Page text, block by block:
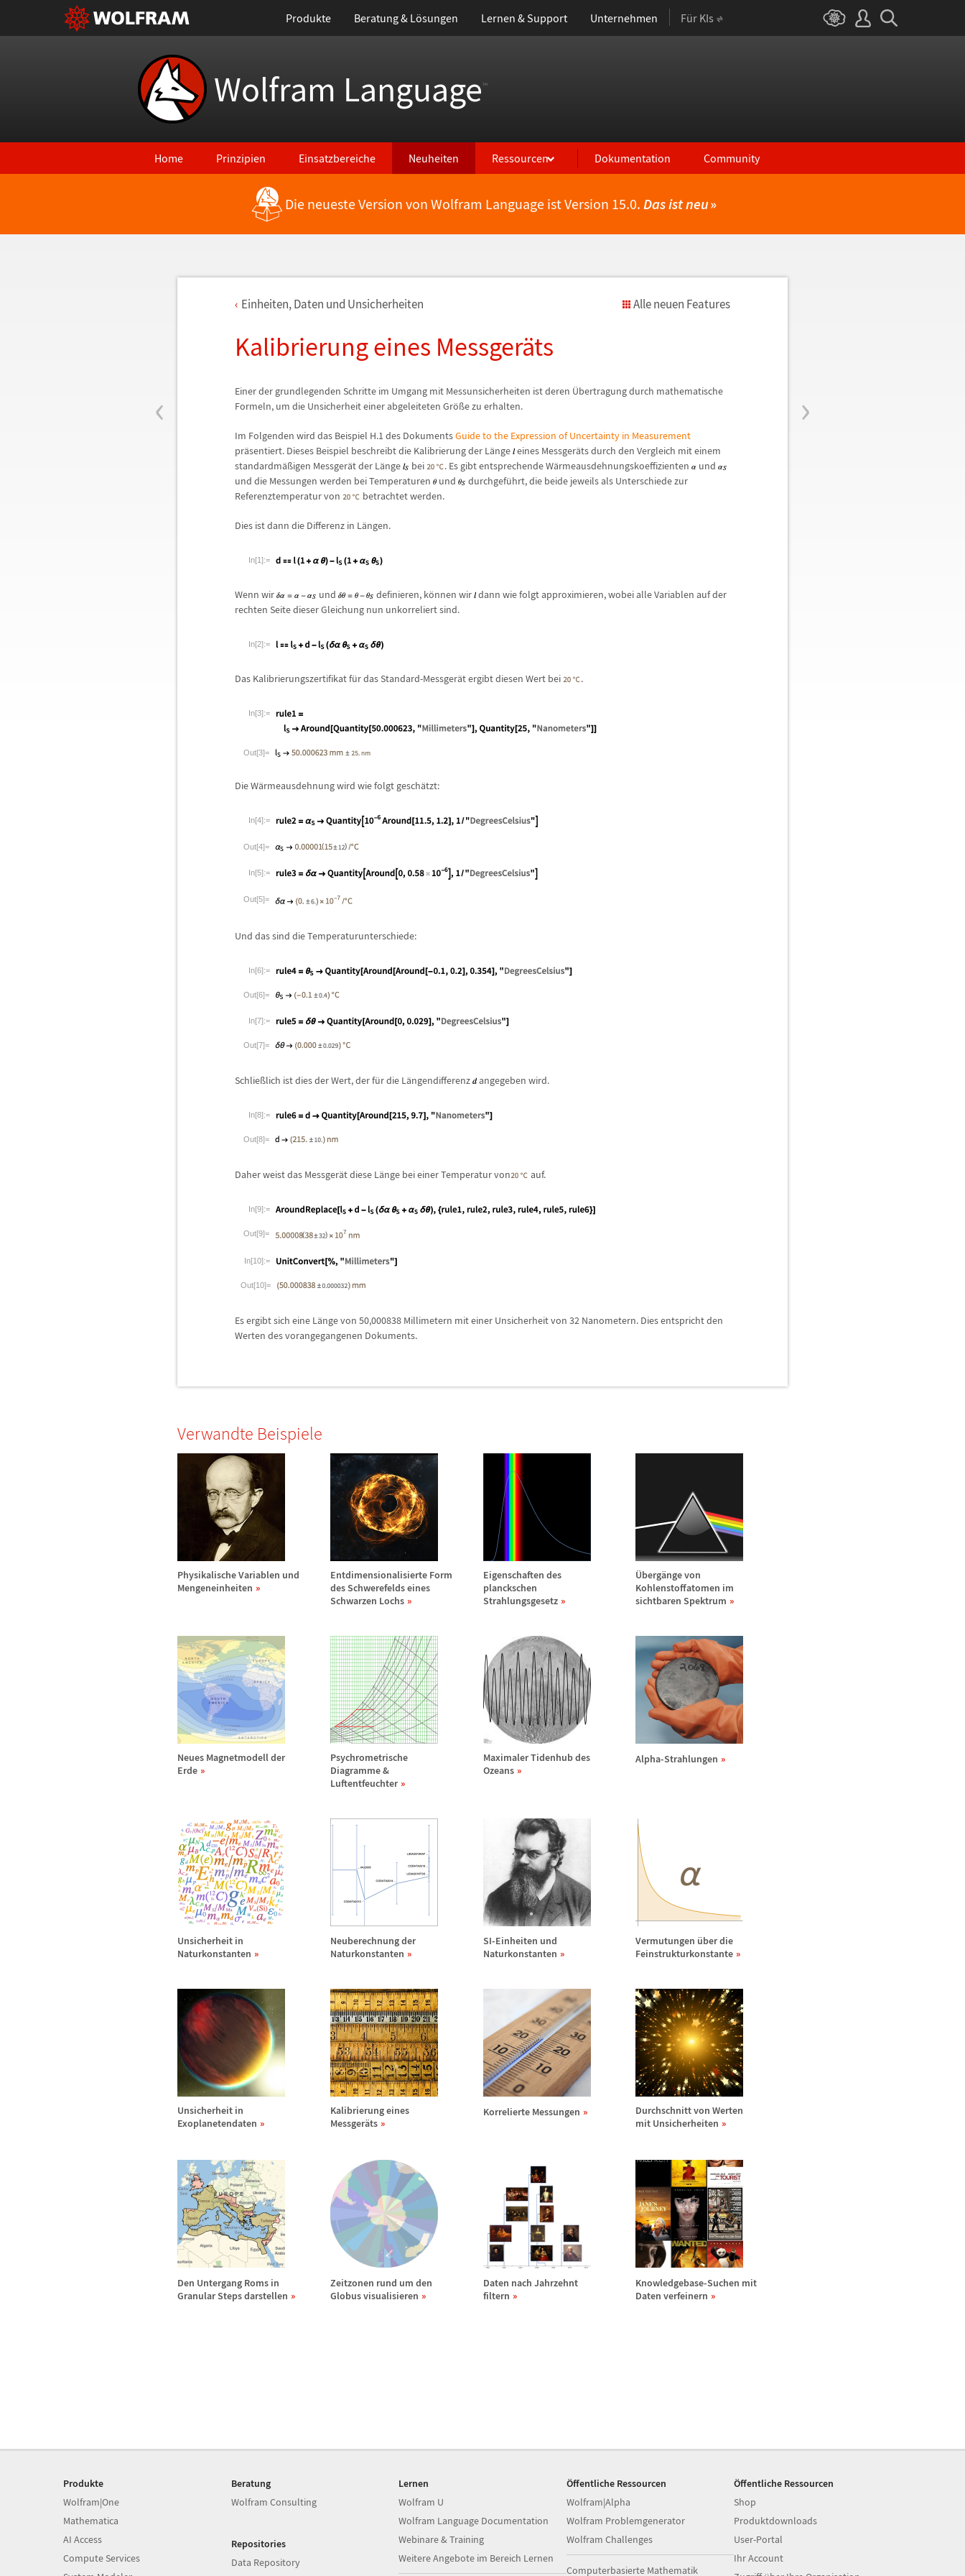
Produkte Beratung & Lösungen Lernen & Support Unternehmen Für KIs
Wolfram Language™
Home Prinzipien Einsatzbereiche Neuheiten Ressourcen Dokumentation Community
Die neueste Version von Wolfram Language ist Version 15.0. Das ist neu»
‹ ›
Einheiten, Daten und Unsicherheiten Alle neuen Features
Kalibrierung eines Messgeräts
Einer der grundlegenden Schritte im Umgang mit Messunsicherheiten ist deren Übertragung durch mathematische
Formeln, um die Unsicherheit einer abgeleiteten Größe zu erhalten.
Im Folgenden wird das Beispiel H.1 des DokumentsGuide to the Expression of Uncertainty in Measurement
präsentiert. Dieses Beispiel beschreibt die Kalibrierung der Länge eines Messgeräts durch den Vergleich mit einem
standardmäßigen Messgerät der Länge bei . Es gibt entsprechende Wärmeausdehnungskoeffizienten
und
und die Messungen werden bei Temperaturen
und durchgeführt, die beide jeweils als Unterschiede zur
Referenztemperatur von
betrachtet werden.
Dies ist dann die Differenz in Längen.
In[1]:=
Wenn wir und definieren, können wir dann wie folgt approximieren, wobei alle Variablen auf der
rechten Seite dieser Gleichung nun unkorreliert sind.
In[2]:=
Das Kalibrierungszertifikat für das Standard-Messgerät ergibt diesen Wert bei .
In[3]:=
Out[3]=
Die Wärmeausdehnung wird wie folgt geschätzt:
In[4]:=
Out[4]=
In[5]:=
Out[5]=
Und das sind die Temperaturunterschiede:
In[6]:=
Out[6]=
In[7]:=
Out[7]=
Schließlich ist dies der Wert, der für die Längendifferenz angegeben wird.
In[8]:=
Out[8]=
Daher weist das Messgerät diese Länge bei einer Temperatur von auf.
In[9]:=
Out[9]=
In[10]:=
Out[10]=
Es ergibt sich eine Länge von 50,000838 Millimetern mit einer Unsicherheit von 32 Nanometern. Dies entspricht den
Werten des vorangegangenen Dokuments.
Verwandte Beispiele
Physikalische Variablen und
Mengeneinheiten
Entdimensionalisierte Form
des Schwerefelds eines
Schwarzen Lochs
Eigenschaften des
planckschen
Strahlungsgesetz
Übergänge von
Kohlenstoffatomen im
sichtbaren Spektrum
Neues Magnetmodell der
Erde
Psychrometrische
Diagramme &
Luftentfeuchter
Maximaler Tidenhub des
Ozeans
Alpha-Strahlungen
Unsicherheit in
Naturkonstanten
Neuberechnung der
Naturkonstanten
SI-Einheiten und
Naturkonstanten
Vermutungen über die
Feinstrukturkonstante
Unsicherheit in
Exoplanetendaten
Kalibrierung eines
Messgeräts
Korrelierte Messungen
Durchschnitt von Werten
mit Unsicherheiten
Den Untergang Roms in
Granular Steps darstellen
Zeitzonen rund um den
Globus visualisieren
Daten nach Jahrzehnt
filtern
Knowledgebase-Suchen mit
Daten verfeinern
Produkte
Wolfram|One
Mathematica
AI Access
Compute Services
Beratung
Wolfram Consulting
Repositories
Data Repository
Lernen
Wolfram U
Wolfram Language Documentation
Webinare & Training
Weitere Angebote im Bereich Lernen
Öffentliche Ressourcen
Wolfram|Alpha
Wolfram Problemgenerator
Wolfram Challenges
Computerbasierte Mathematik
Öffentliche Ressourcen
Shop
Produktdownloads
User-Portal
Ihr Account